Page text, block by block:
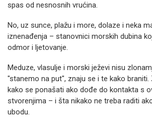
spas od nesnosnih vrućina.
No, uz sunce, plažu i more, dolaze i neka
iznenađenja – stanovnici morskih dubina
odmor i ljetovanje.
Meduze, vlasulje i morski ježevi nisu
"stanemo na put", znaju se i te kako
kako se ponašati ako dođe do kontakta s
stvorenjima – i šta nikako ne treba raditi
ubodu.